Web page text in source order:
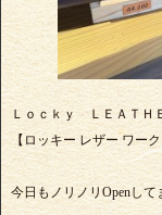
Ｌｏｃｋｙ ＬＥＡＴ
【ロッキー レザー ワーク
今日もノリノリOpenし